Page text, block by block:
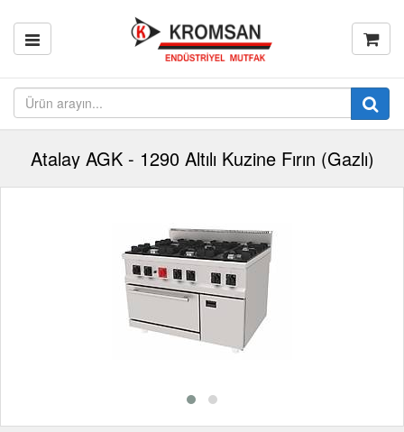
Atalay AGK - 1290 Altılı Kuzine Fırın (Gazlı)